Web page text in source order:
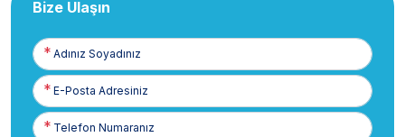
Bize Ulaşın
Adınız
Soyadınız
E-
Posta
Telefon